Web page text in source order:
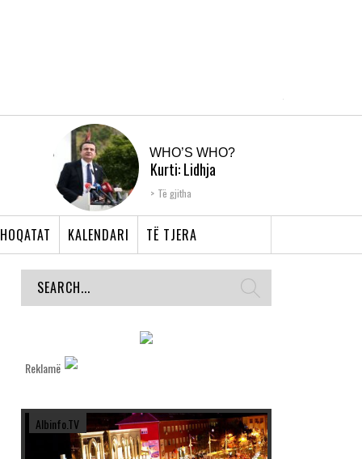
WHO’S WHO?
Kurti: Lidhja
Shqiptare e Prizrenit,
Të gjitha
KALENDARI TË TJERA
Reklamë
Albinfo.TV